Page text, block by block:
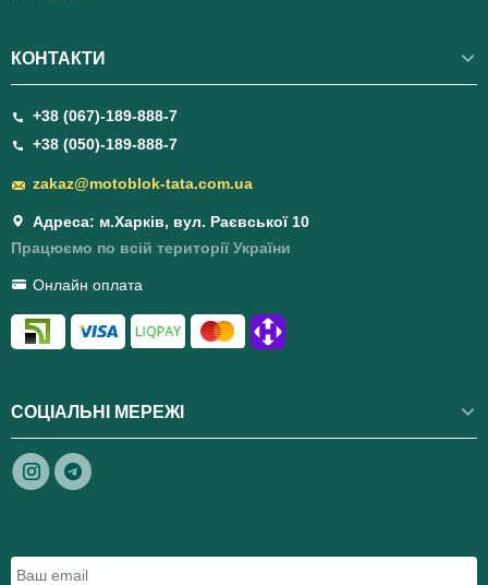
КОНТАКТИ
+38 (067)-189-888-7
+38 (050)-189-888-7
zakaz@motoblok-tata.com.ua
Адреса: м.Харків, вул. Раєвської 10
Працюємо по всій території України
Онлайн оплата
СОЦІАЛЬНІ МЕРЕЖІ